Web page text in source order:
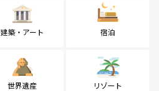
建築・アート 宿泊
世界遺産 リゾート